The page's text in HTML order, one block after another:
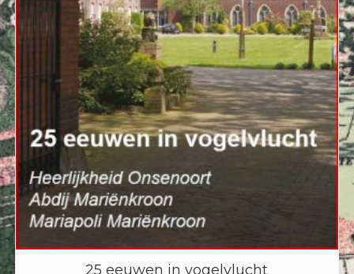
25 eeuwen in vogelvlucht